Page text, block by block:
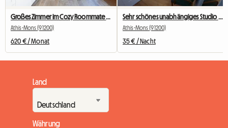
Athis-Mons (91200)
620 € / Monat
Athis-Mons (91200)
35 € / Nacht
Land
Währung